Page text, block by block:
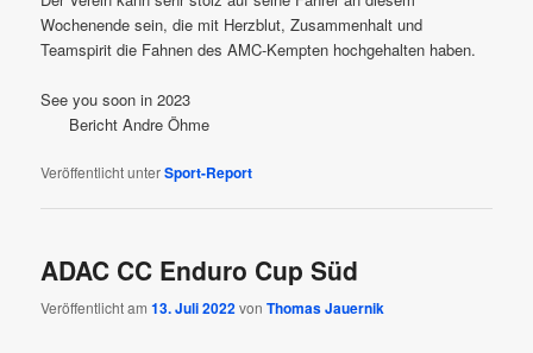
Wochenende sein, die mit Herzblut, Zusammenhalt und
Teamspirit die Fahnen des AMC-Kempten hochgehalten haben.
See you soon in 2023
Bericht Andre Öhme
Veröffentlicht unterSport-Report
ADAC CC Enduro Cup Süd
Veröffentlicht am13. Juli 2022vonThomas Jauernik